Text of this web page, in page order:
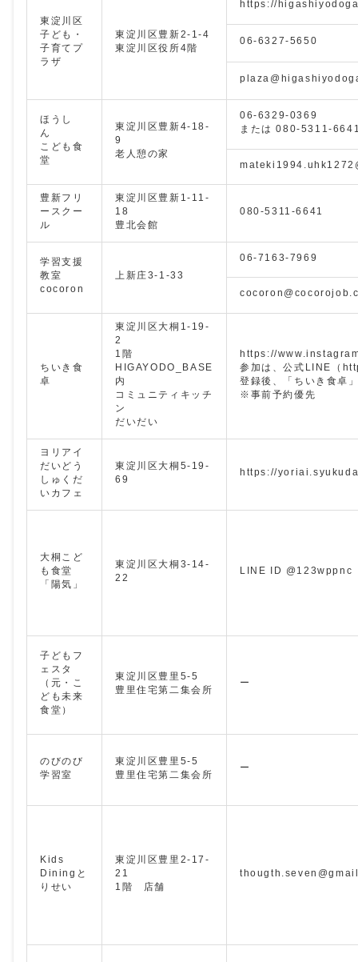
東淀川区
子ども・
子育てプ
ラザ
東淀川区豊新2-1-4
東淀川区役所4階
https://
06-6327-5650
ほうし
ん
こども食
堂
東淀川区豊新4-18-
9
老人憩の家
06-6329-0369
または 080-5311-
豊新フリ
ースクー
ル
東淀川区豊新1-11-
18
豊北会館
080-5311-6641
学習支援
教室
cocoron
上新庄3-1-33
06-7163-7969
ちいき食
卓
東淀川区大桐1-19-
2
1階
HIGAYODO_BASE
内
コミュニティキッチ
ン
だいだい
https://
参加は、公式LINE（
登録後、「ちいき食卓
※事前予約優先
ヨリアイ
だいどう
しゅくだ
いカフェ
東淀川区大桐5-19-
69
https://
大桐こど
も食堂
「陽気」
東淀川区大桐3-14-
22
LINE ID @123wppnc
子どもフ
ェスタ
（元・こ
ども未来
食堂）
東淀川区豊里5-5
豊里住宅第二集会所
ー
のびのび
学習室
東淀川区豊里5-5
豊里住宅第二集会所
ー
Kids
Diningと
りせい
東淀川区豊里2-17-
21
1階 店舗